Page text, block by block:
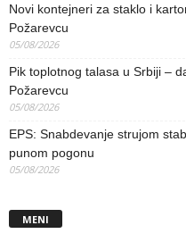
Novi kontejneri za staklo i
Požarevcu
05/08/2026
Pik toplotnog talasa u Srbiji –
Požarevcu
05/08/2026
EPS: Snabdevanje strujom
punom pogonu
05/08/2026
MENI